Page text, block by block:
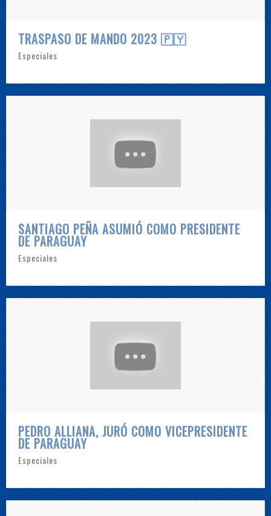
TRASPASO DE MANDO 2023 🇵🇾
Especiales
SANTIAGO PEÑA ASUMIÓ COMO PRESIDENTE
DE PARAGUAY
Especiales
PEDRO ALLIANA, JURÓ COMO VICEPRESIDENTE
DE PARAGUAY
Especiales